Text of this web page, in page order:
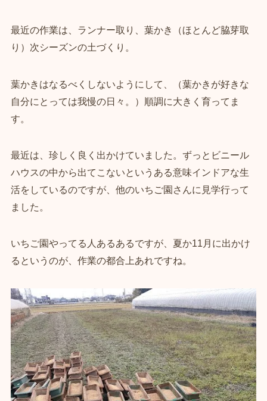
最近の作業は、ランナー取り、葉かき（ほとんど脇芽取
り）次シーズンの土づくり。
葉かきはなるべくしないようにして、（葉かきが好きな
自分にとっては我慢の日々。）順調に大きく育ってま
す。
最近は、珍しく良く出かけていました。ずっとビニール
ハウスの中から出てこないというある意味インドアな生
活をしているのですが、他のいちご園さんに見学行って
ました。
いちご園やってる人あるあるですが、夏か11月に出かけ
るというのが、作業の都合上あれですね。